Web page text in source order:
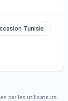
Tunisie
par les utilisateurs.